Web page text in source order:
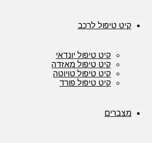
קיט טיפול לרכב
קיט טיפול יונדאי
קיט טיפול מאזדה
קיט טיפול טויוטה
קיט טיפול פורד
מצברים